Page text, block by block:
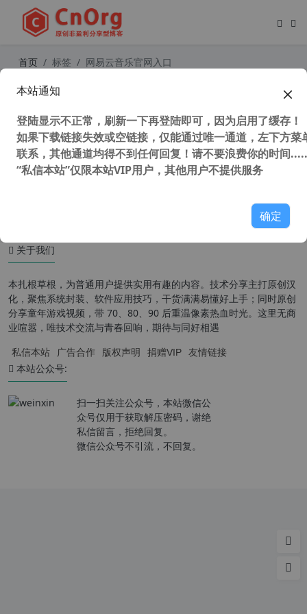
首页 标签 网易云音乐官网入口
关于我们
本扎根草根，为普通用户提供实用有趣的内容。技术分享主打原创汉
化，聚焦系统封装、软件应用技巧，干货满满易懂好上手；同时原创
分享童年游戏视频，带 70、80、90 后重温像素热血时光。这里无商
业喧嚣，唯技术交流与青春回响，期待与同好相遇
私信本站 广告合作 版权声明 捐赠VIP 友情链接
本站公众号:
扫一扫关注公众号，本站微信公
众号仅用于获取解压密码，谢绝
私信留言，拒绝回复。
微信公众号不引流，不回复。
本站通知
登陆显示不正常，刷新一下再登陆即可，因为启用了缓存！
如果下载链接失效或空链接，仅能通过唯一通道，左下方菜
联系，其他通道均得不到任何回复！请不要浪费你的时间
“私信本站”仅限本站VIP用户，其他用户不提供服务
确定